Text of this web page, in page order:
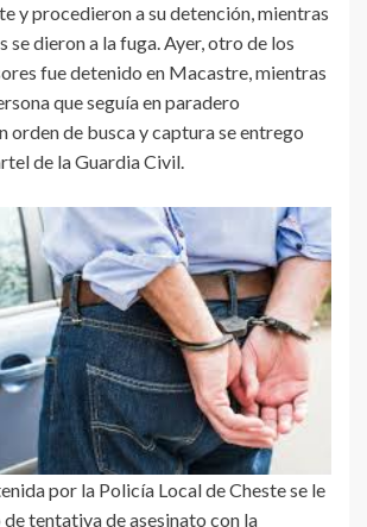
y procedieron a su detención, mientras
se dieron a la fuga. Ayer, otro de los
fue detenido en Macastre, mientras
que seguía en paradero
orden de busca y captura se entrego
de la Guardia Civil.
por la Policía Local de Cheste se le
tentativa de asesinato con la